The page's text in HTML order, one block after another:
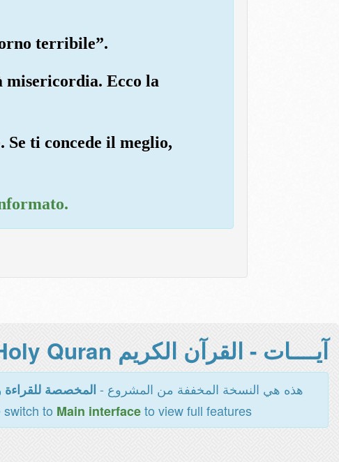
terribile”.
Ecco la
ti concede il meglio,
آيــــات - القرآن الكريم Holy Quran -
هذه هي النسخة المخففة من المشروع - المخصصة للقراءة
to Main interfaceto view full features